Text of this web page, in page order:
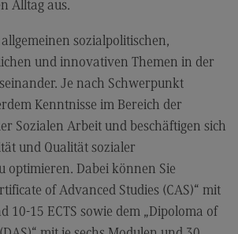
und Einrichtungen
Alltag aus.
sozialpolitischen,
und innovativen Themen in der
Je nach Schwerpunkt
Kenntnisse im Bereich der
Sozialen Arbeit und beschäftigen sich
und Qualität sozialer
optimieren. Dabei können Sie
of Advanced Studies (CAS)“ mit
10-15 ECTS sowie dem „Dipoloma of